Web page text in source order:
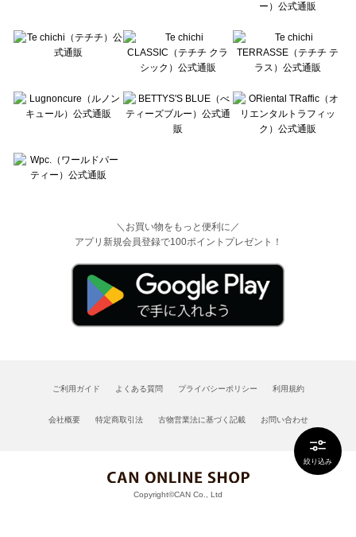
絞り込み
＼お買い物をもっと便利に／
アプリ新規会員登録で100ポイントプレゼント！
ご利用ガイド よくある質問 プライバシーポリシー 利用規約
会社概要 特定商取引法 古物営業法に基づく記載 お問い合わせ
Copyright©CAN Co., Ltd